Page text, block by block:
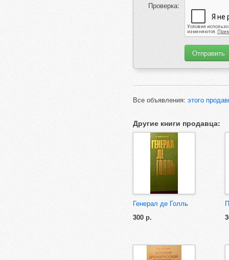
Проверка:
Все объявления: этого
Другие книги продавца:
Генерал де Голль
300 р.